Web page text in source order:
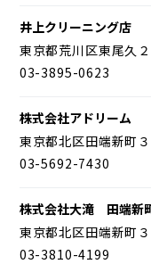
井上クリーニング店
東京都荒川区東尾久
03-3895-0623
株式会社アドリーム
東京都北区田端新町
03-5692-7430
株式会社大滝 田端新
東京都北区田端新町
03-3810-4199